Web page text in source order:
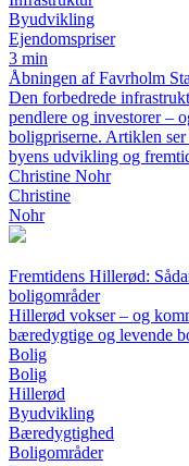
Byudvikling
Ejendomspriser
3 min
Åbningen af Favrholm
Den forbedrede
pendlere og investorer –
boligpriserne. Artiklen
byens udvikling og
Christine Nohr
Christine
Nohr
Fremtidens Hillerød:
boligområder
Hillerød vokser – og
bæredygtige og levende
Bolig
Bolig
Hillerød
Byudvikling
Bæredygtighed
Boligområder